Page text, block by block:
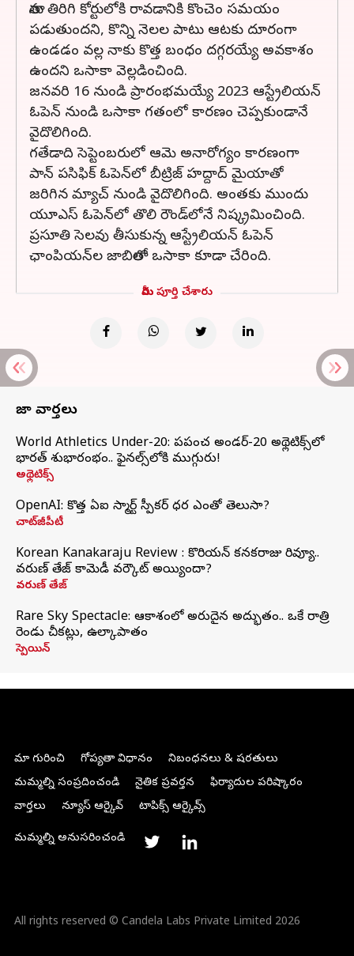
తాను తిరిగి కోర్టులోకి రావడానికి కొంచెం సమయం
పడుతుందని, కొన్ని నెలల పాటు ఆటకు దూరంగా
ఉండడం వల్ల నాకు కొత్త బంధం దగ్గరయ్యే అవకాశం
ఉందని ఒసాకా వెల్లడించింది.
జనవరి 16 నుండి ప్రారంభమయ్యే 2023 ఆస్ట్రేలియన్
ఓపెన్ నుండి ఒసాకా గతంలో కారణం చెప్పకుండానే
వైదొలిగింది.
గతేడాది సెప్టెంబరులో ఆమె అనారోగ్యం కారణంగా
పాన్ పసిఫిక్ ఓపెన్‌లో బీట్రిజ్ హద్దాద్ మైయాతో
జరిగిన మ్యాచ్ నుండి వైదొలిగింది. అంతకు ముందు
యూఎస్ ఓపెన్‌లో తొలి రౌండ్‌లోనే నిష్క్రమించింది.
ప్రసూతి సెలవు తీసుకున్న ఆస్ట్రేలియన్ ఓపెన్
ఛాంపియన్‌ల జాబితాలో ఒసాకా కూడా చేరింది.
మీరు పూర్తి చేశారు
తాజా వార్తలు
World Athletics Under-20: ప్రపంచ అండర్-20 అథ్లెటిక్స్‌లో
భారత్‌ శుభారంభం.. ఫైనల్స్‌లోకి ముగ్గురు!
అథ్లెటిక్స్
OpenAI: కొత్త ఏఐ స్మార్ట్ స్పీకర్ ధర ఎంతో తెలుసా?
చాట్‌జీపీటీ
Korean Kanakaraju Review : కొరియన్ కనకరాజు రివ్యూ..
వరుణ్ తేజ్ కామెడీ వర్కౌట్ అయ్యిందా?
వరుణ్ తేజ్
Rare Sky Spectacle: ఆకాశంలో అరుదైన అద్భుతం.. ఒకే రాత్రి
రెండు చీకట్లు, ఉల్కాపాతం
స్పెయిన్
మా గురించి గోప్యతా విధానం
నిబంధనలు & షరతులు
మమ్మల్ని సంప్రదించండి
నైతిక ప్రవర్తన
ఫిర్యాదుల పరిష్కారం
వార్తలు
న్యూస్ ఆర్కైవ్ టాపిక్స్ ఆర్కైవ్స్
మమ్మల్ని అనుసరించండి
All rights reserved © Candela Labs Private Limited 2026